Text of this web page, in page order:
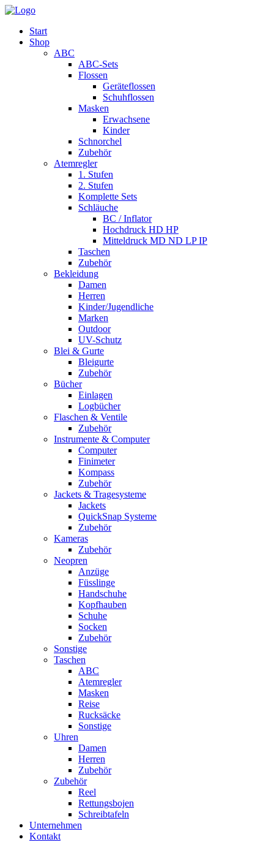
Start
Shop
ABC
ABC-Sets
Flossen
Geräteflossen
Schuhflossen
Masken
Erwachsene
Kinder
Schnorchel
Zubehör
Atemregler
1. Stufen
2. Stufen
Komplette Sets
Schläuche
BC / Inflator
Hochdruck HD HP
Mitteldruck MD ND LP IP
Taschen
Zubehör
Bekleidung
Damen
Herren
Kinder/Jugendliche
Marken
Outdoor
UV-Schutz
Blei & Gurte
Bleigurte
Zubehör
Bücher
Einlagen
Logbücher
Flaschen & Ventile
Zubehör
Instrumente & Computer
Computer
Finimeter
Kompass
Zubehör
Jackets & Tragesysteme
Jackets
QuickSnap Systeme
Zubehör
Kameras
Zubehör
Neopren
Anzüge
Füsslinge
Handschuhe
Kopfhauben
Schuhe
Socken
Zubehör
Sonstige
Taschen
ABC
Atemregler
Masken
Reise
Rucksäcke
Sonstige
Uhren
Damen
Herren
Zubehör
Zubehör
Reel
Rettungsbojen
Schreibtafeln
Unternehmen
Kontakt